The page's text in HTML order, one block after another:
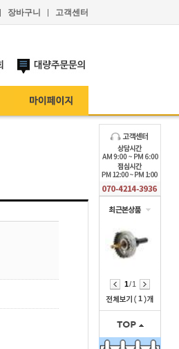
장바구니 고객센터
1/ 1
1